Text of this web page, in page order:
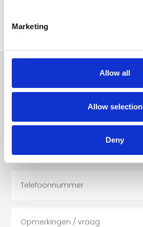
Marketing
Allow all
Allow selection
Deny
Gemiddeld verbruik
VRAGEN OF INTERESSE?